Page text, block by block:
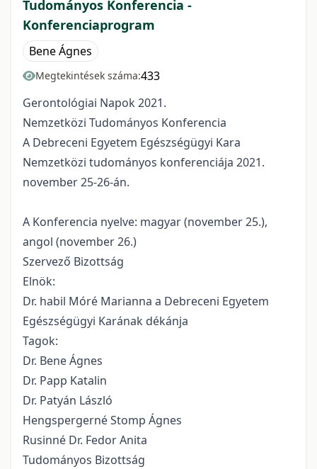
Tudományos Konferencia -
Konferenciaprogram
Bene Ágnes
Megtekintések száma:433
Gerontológiai Napok 2021.
Nemzetközi Tudományos Konferencia
A Debreceni Egyetem Egészségügyi Kara
Nemzetközi tudományos konferenciája 2021.
november 25-26-án.
A Konferencia nyelve: magyar (november 25.),
angol (november 26.)
Szervező Bizottság
Elnök:
Dr. habil Móré Marianna a Debreceni Egyetem
Egészségügyi Karának dékánja
Tagok:
Dr. Bene Ágnes
Dr. Papp Katalin
Dr. Patyán László
Hengspergerné Stomp Ágnes
Rusinné Dr. Fedor Anita
Tudományos Bizottság